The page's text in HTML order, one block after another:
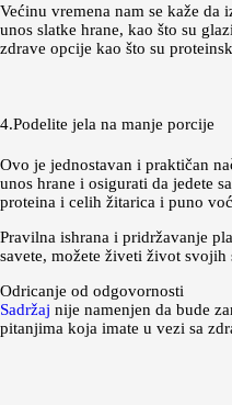
Većinu vremena nam se kaže
unos slatke hrane, kao što su
zdrave opcije kao što su
4.Podelite jela na manje porcije
Ovo je jednostavan i praktičan
unos hrane i osigurati da jedete
proteina i celih žitarica i puno
Pravilna ishrana i pridržavanje
savete, možete živeti život
Odricanje od odgovornosti
Sadržaj nije namenjen da bude
pitanjima koja imate u vezi sa